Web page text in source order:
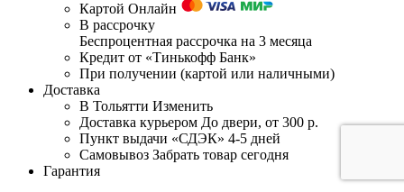
Картой Онлайн
В рассрочку
Беспроцентная рассрочка на 3 месяца
Кредит от «Тинькофф Банк»
При получении (картой или наличными)
Доставка
В Тольятти Изменить
Доставка курьером До двери, от 300 р.
Пункт выдачи «СДЭК» 4-5 дней
Самовывоз Забрать товар сегодня
Гарантия